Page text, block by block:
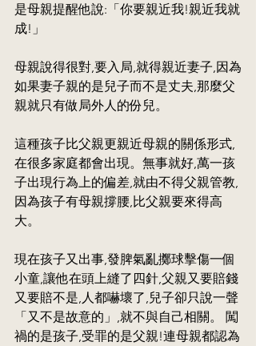
是母親提醒他說:「你要親近我!親近我就
成!」
母親說得很對,要入局,就得親近妻子,因為
如果妻子親的是兒子而不是丈夫,那麼父
親就只有做局外人的份兒。
這種孩子比父親更親近母親的關係形式,
在很多家庭都會出現。無事就好,萬一孩
子出現行為上的偏差,就由不得父親管教,
因為孩子有母親撐腰,比父親要來得高
大。
現在孩子又出事,發脾氣亂擲球擊傷一個
小童,讓他在頭上縫了四針,父親又要賠錢
又要賠不是,人都嚇壞了,兒子卻只說一聲
「又不是故意的」,就不與自己相關。 闖
禍的是孩子,受罪的是父親!連母親都認為